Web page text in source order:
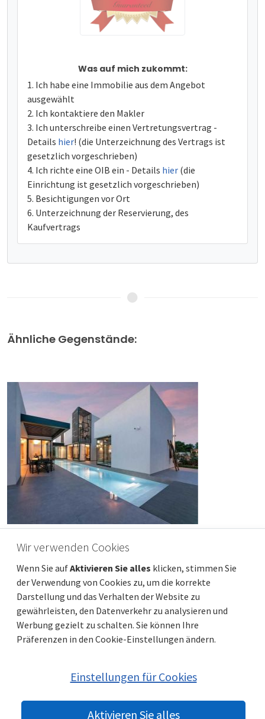
Was auf mich zukommt:
Ich habe eine Immobilie aus dem Angebot
ausgewählt
Ich kontaktiere den Makler
Ich unterschreibe einen Vertretungsvertrag -
Details hier! (die Unterzeichnung des Vertrags ist
gesetzlich vorgeschrieben)
Ich richte eine OIB ein - Details hier (die
Einrichtung ist gesetzlich vorgeschrieben)
Besichtigungen vor Ort
Unterzeichnung der Reservierung, des
Kaufvertrags
Ähnliche Gegenstände:
Swimmingpools am Rande des Dorfes
Preis 965 000 € Entfernung vom meer
12 000 m
Gesamtfläche
174 m² Gemeindeteil
Barban
Wir verwenden Cookies
Wenn Sie aufAktivieren Sie alles klicken, stimmen Sie
der Verwendung von Cookies zu, um die korrekte
Darstellung und das Verhalten der Website zu
gewährleisten, den Datenverkehr zu analysieren und
Werbung gezielt zu schalten. Sie können Ihre
Präferenzen in den Cookie-Einstellungen ändern.
Einstellungen für Cookies
Aktivieren Sie alles